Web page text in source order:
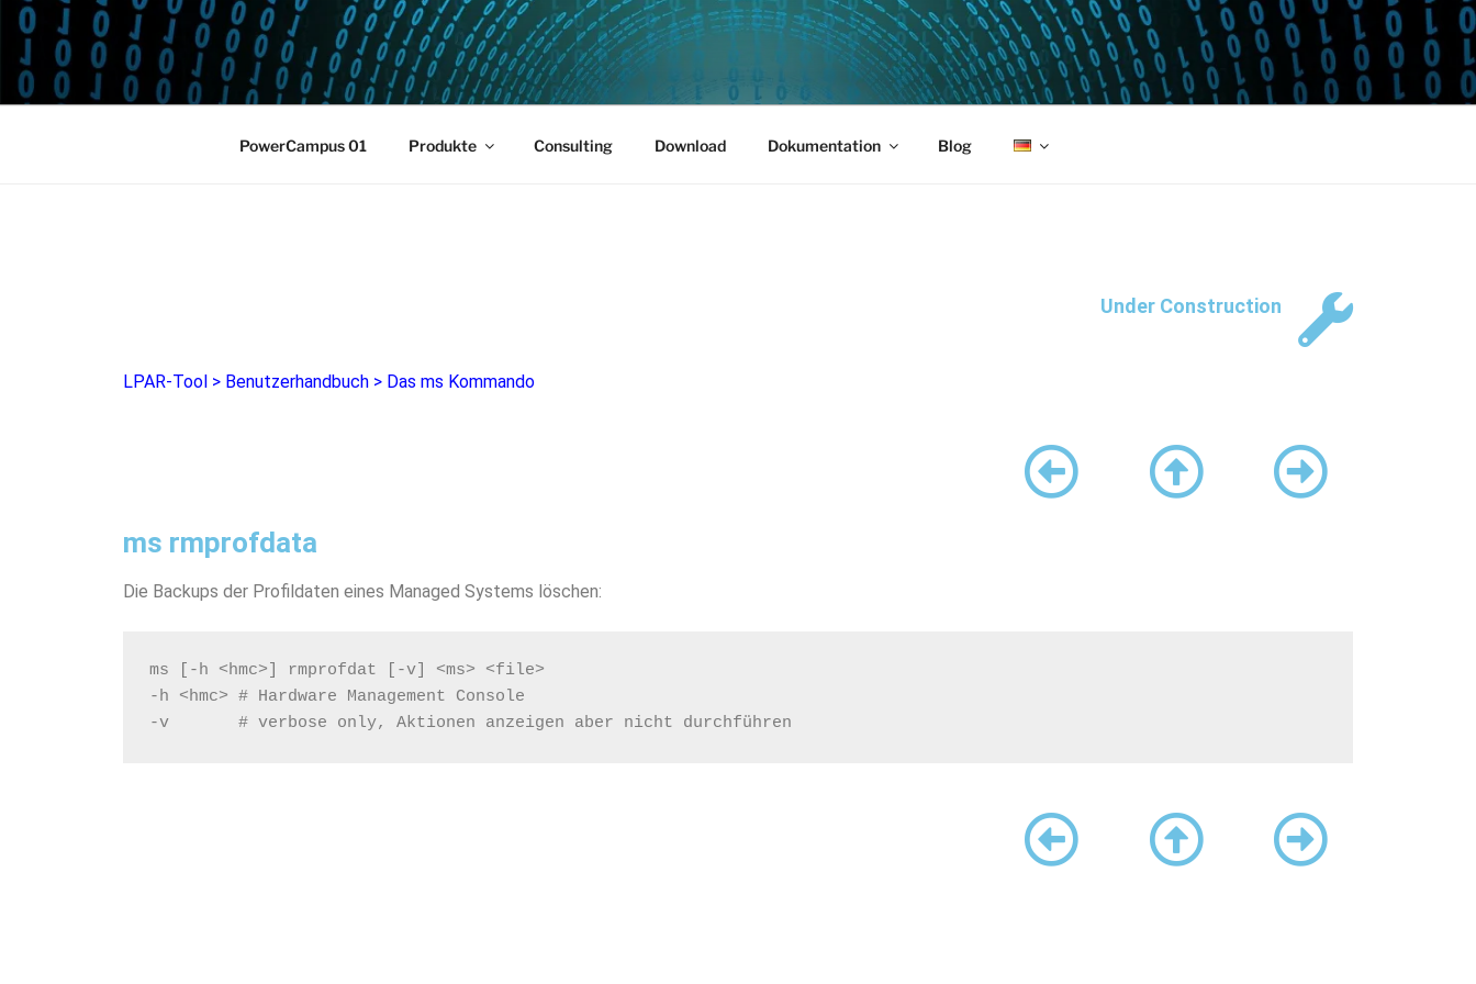
POWERCAMPUS 01
Home of the LPAR-Tool
PowerCampus 01 Produkte Consulting Download Dokumentation Blog
Under Construction
LPAR-Tool > Benutzerhandbuch > Das ms Kommando
ms rmprofdata
Die Backups der Profildaten eines Managed Systems löschen:
ms [-h <hmc>] rmprofdat [-v] <ms> <file>
-h <hmc> # Hardware Management Console
-v       # verbose only, Aktionen anzeigen aber nicht durchführen